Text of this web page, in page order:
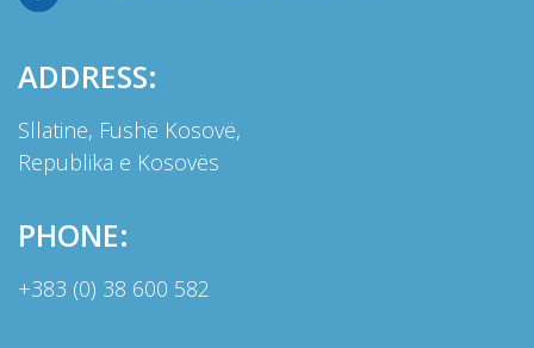
ADDRESS:
Sllatine, Fushë Kosovë,
Republika e Kosovës
PHONE:
+383 (0) 38 600 582